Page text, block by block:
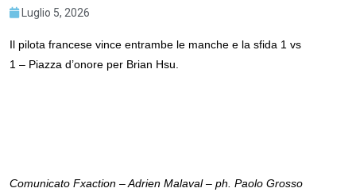
Luglio 5, 2026
Il pilota francese vince entrambe le manche e la sfida 1 vs
1 – Piazza d’onore per Brian Hsu.
Comunicato Fxaction – Adrien Malaval – ph. Paolo Grosso